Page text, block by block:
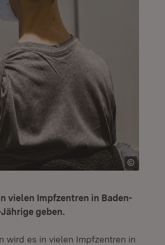
vielen Impfzentren in Baden-
geben.
wird es in vielen Impfzentren in